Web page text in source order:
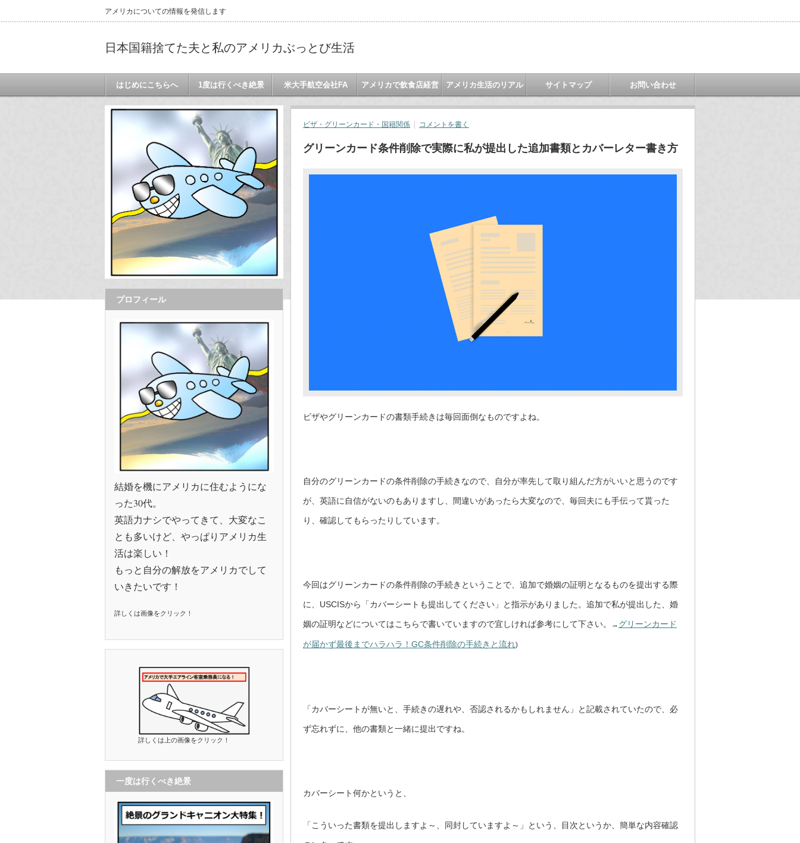
アメリカについての情報を発信します
日本国籍捨てた夫と私のアメリカぶっとび生活
はじめにこちらへ 1度は行くべき絶景 米大手航空会社FA アメリカで飲食店経営 アメリカ生活のリアル サイトマップ お問い合わせ
ビザ・グリーンカード・国籍関係 コメントを書く
グリーンカード条件削除で実際に私が提出した追加書類とカバーレター書き方
ビザやグリーンカードの書類手続きは毎回面倒なものですよね。
自分のグリーンカードの条件削除の手続きなので、自分が率先して取り組んだ方がいいと思うのです
が、英語に自信がないのもありますし、間違いがあったら大変なので、毎回夫にも手伝って貰った
り、確認してもらったりしています。
今回はグリーンカードの条件削除の手続きということで、追加で婚姻の証明となるものを提出する際
に、USCISから「カバーシートも提出してください」と指示がありました。追加で私が提出した、婚
姻の証明などについてはこちらで書いていますので宜しければ参考にして下さい。 → グリーンカード
が届かず最後までハラハラ！GC条件削除の手続きと流れ)
「カバーシートが無いと、手続きの遅れや、否認されるかもしれません」と記載されていたので、必
ず忘れずに、他の書類と一緒に提出ですね。
カバーシート何かというと、
「こういった書類を提出しますよ～、同封していますよ～」という、目次というか、簡単な内容確認
プロフィール
結婚を機にアメリカに住むようにな
った30代。
英語力ナシでやってきて、大変なこ
とも多いけど、やっぱりアメリカ生
活は楽しい！
もっと自分の解放をアメリカでして
いきたいです！
詳しくは画像をクリック！
詳しくは上の画像をクリック！
一度は行くべき絶景